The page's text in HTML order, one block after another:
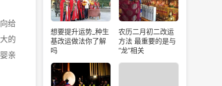
给
的
亲
想要提升运势_种生
基改运做法你了解
吗
农历二月初二改运
方法 最重要的是与
“龙”相关